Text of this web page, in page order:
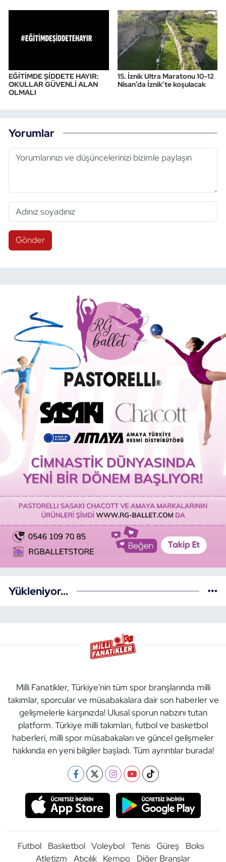
EĞİTİMDE ŞİDDETE HAYIR:
OKULLAR GÜVENLİ ALAN
OLMALI
15. İznik Ultra Maratonu 10-12
Nisan’da İznik’te koşulacak
Yorumlar
Gönder
Yükleniyor...
Milli Fanatikler, Türkiye'nin tüm spor branşlarında milli
takımlar, sporcular ve müsabakalara dair son haberler ve
gelişmelerle karşınızda! Ulusal sporun nabzını tutan
platform. Türkiye milli takımları, futbol ve basketbol
haberleri, milli spor müsabakaları ve güncel gelişmeler
hakkında en yeni bilgiler başladı. Tüm ayrıntılar burada!
Futbol Basketbol Voleybol Tenis Güreş
Boks
Atletizm
Atıcılık Kempo Diğer Branşlar